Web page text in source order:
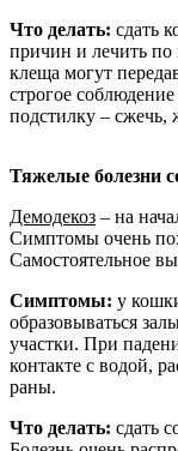
Что делать: сдать
причин и лечить
клеща могут
строгое
подстилку – сжечь,
Тяжелые болезни
Демодекоз – на
Симптомы очень
Самостоятельное
Симптомы: у
образовываться
участки. При
контакте с водой,
раны.
Что делать: сдать